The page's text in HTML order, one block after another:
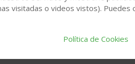
visitadas o videos vistos).
Política de Cookies